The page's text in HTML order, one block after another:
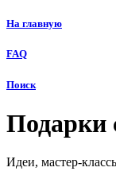
На главную
FAQ
Поиск
Подарки
Идеи, мастер-